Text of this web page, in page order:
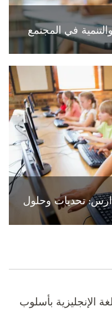
في المجتمع
تحديات وحلول
الإنجليزية بأسلوب